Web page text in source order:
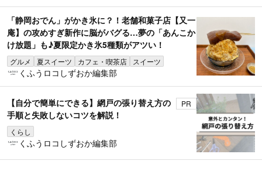
「静岡おでん」がかき氷に？！老舗和菓子店【又一
庵】の攻めすぎ新作に脳がバグる…夢の「あんこか
け放題」も♪夏限定かき氷5種類がアツい！
グルメ 夏スイーツ カフェ・喫茶店 スイーツ
くふうロコしずおか編集部
【自分で簡単にできる】網戸の張り替え方の
手順と失敗しないコツを解説！
くらし
PR
くふうロコしずおか編集部